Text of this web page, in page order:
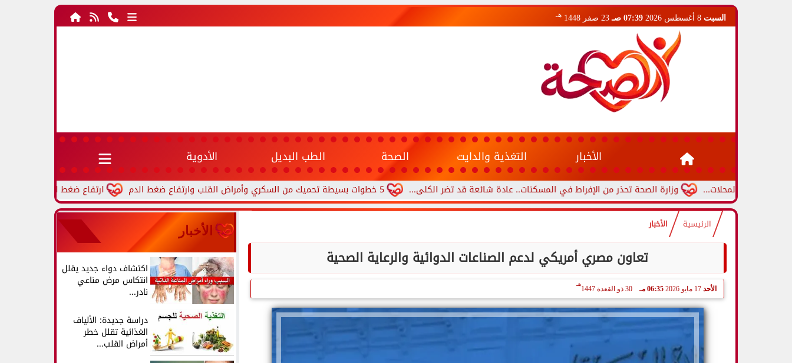
السبت 07:39 صـ 23 صفر 1448 هـ
الأخبار التغذية والدايت الصحة الطب البديل الأدوية
ارتفاع ضغط الدم أثناء النوم.. أسباب 5 خطوات بسيطة تحميك من السكري وأمراض القلب وارتفاع ضغط الدم وزارة الصحة تحذر من الإفراط في المسكنات.. عادة شائعة قد تضر الكلى...
الرئيسية الأخبار
تعاون مصري أمريكي لدعم الصناعات الدوائية والرعاية الصحية
الأحد 17 مايو 2026 06:35 مـ 30 ذو القعدة 1447
هـ
الأخبار
اكتشاف دواء جديد يقلل
انتكاس مرض مناعي
نادر...
دراسة جديدة: الألياف
الغذائية تقلل خطر
أمراض القلب...